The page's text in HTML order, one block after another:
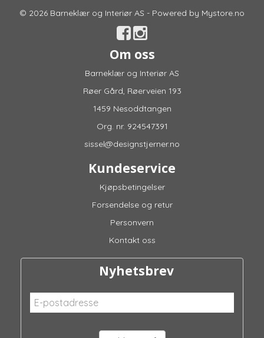
© 2026 Barneklær og Interiør AS - Powered by Mystore.no
Om oss
Barneklær og Interiør AS
Røer Gård, Røerveien 193
1459 Nesoddtangen
Org. nr. 924547391
sissel@designstjerner.no
Kundeservice
Kjøpsbetingelser
Forsendelse og retur
Personvern
Kontakt oss
Nyhetsbrev